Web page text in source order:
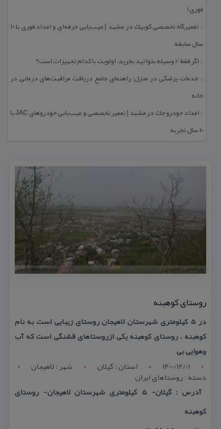
فوری)
::
تعمیرگاه تخصصی كوییك در مشهد | عیب‌یابی حرفه‌ای و امداد فوری با ۱۰
سال سابقه
:: اگر فقط 10 وسیله بتوانید بخرید، اولویت با كدام تجهیزات است؟
:: خدمات پزشكی در منزل؛ راهنمای جامع دریافت مراقبت‌های درمانی در
خانه
::
امداد خودرو جك در مشهد | تعمیر تخصصی و عیب‌یابی خودروهای JAC با
۱۰ سال تجربه
روستای كوهبنه
در ۵ كیلومتری شهرستان لاهیجان روستای زیبایی است به نام
كوهبنه . روستای كوهبنه یكی ازروستاهای قشنگی است كه آب
وهوایی بی
1400/12/01
استان : گيلان شهر : لاهيجان
دسته : روستاهای ایران
آدرس : گیلان- ۵ كیلومتری شهرستان لاهیجان- روستای
كوهبنه